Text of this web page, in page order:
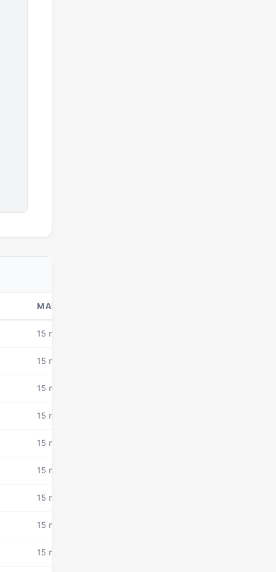
MANDAT DEPUIS
15 mars 2026
15 mars 2026
15 mars 2026
15 mars 2026
15 mars 2026
15 mars 2026
15 mars 2026
15 mars 2026
15 mars 2026